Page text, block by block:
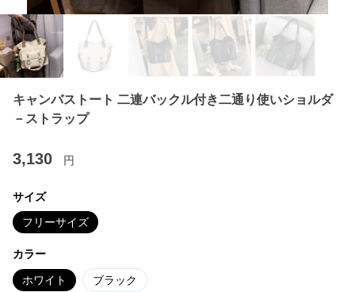
キャンバストート 二連バックル付き二通り使いショルダ
－ストラップ
3,130 円
サイズ
フリーサイズ
カラー
ホワイト ブラック